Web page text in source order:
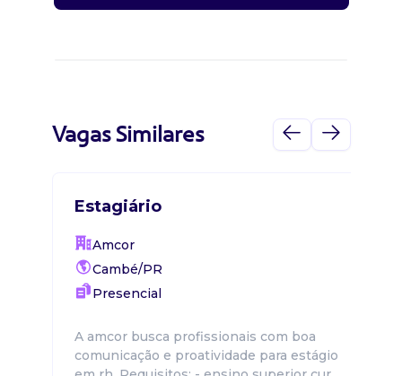
Vagas Similares
Estagiário
Amcor
Cambé/PR
Presencial
A amcor busca profissionais com boa
comunicação e proatividade para estágio